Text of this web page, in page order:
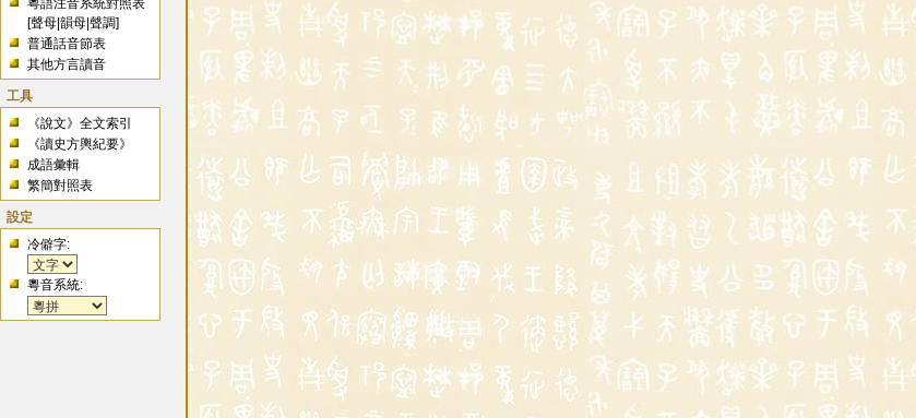
粵語注音系統對照表
[聲母 |韻母 |聲調]
普通話音節表
其他方言讀音
工具
《說文》全文索引
《讀史方輿紀要》
成語彙輯
繁簡對照表
設定
冷僻字:
粵音系統: